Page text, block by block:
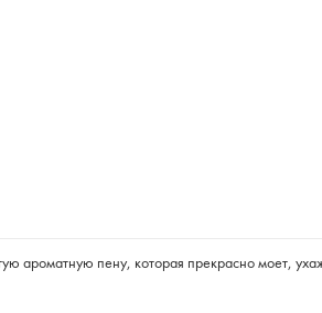
ароматную пену, которая прекрасно моет,